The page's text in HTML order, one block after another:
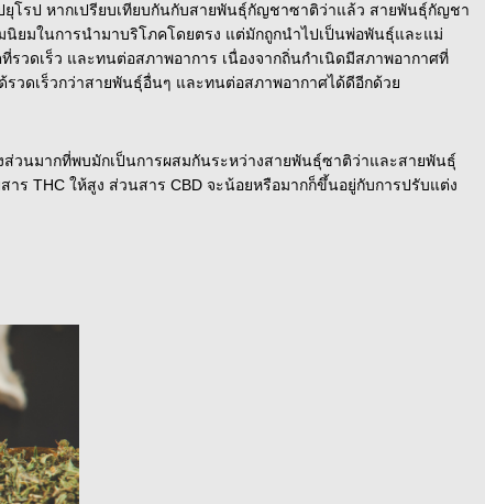
โรป หากเปรียบเทียบกันกับสายพันธุ์กัญชาซาติว่าแล้ว สายพันธุ์กัญชา
นิยมในการนำมาบริโภคโดยตรง แต่มักถูกนำไปเป็นพ่อพันธุ์และแม่
วดเร็ว และทนต่อสภาพอาการ เนื่องจากถิ่นกำเนิดมีสภาพอากาศที่
ดเร็วกว่าสายพันธุ์อื่นๆ และทนต่อสภาพอากาศได้ดีอีกด้วย
นมากที่พบมักเป็นการผสมกันระหว่างสายพันธุ์ซาติว่าและสายพันธุ์
THC ให้สูง ส่วนสาร CBD จะน้อยหรือมากก็ขึ้นอยู่กับการปรับแต่ง